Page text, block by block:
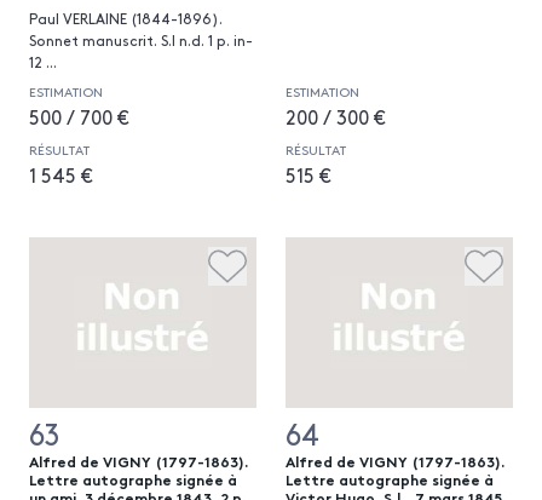
Paul VERLAINE (1844-1896).
Sonnet manuscrit. S.l n.d. 1 p. in-
12 ...
ESTIMATION
500 / 700 €
RÉSULTAT
1 545 €
ESTIMATION
200 / 300 €
RÉSULTAT
515 €
63
Alfred de VIGNY (1797-1863).
Lettre autographe signée à
64
Alfred de VIGNY (1797-1863).
Lettre autographe signée à